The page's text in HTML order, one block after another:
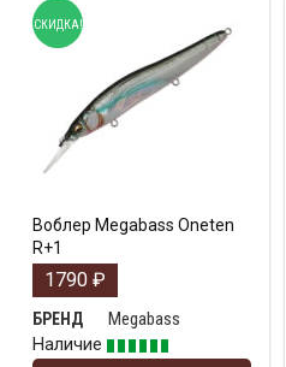
Воблер Megabass Oneten
R+1
1790 ₽
БРЕНД
Megabass
Наличие
СКИДКА!